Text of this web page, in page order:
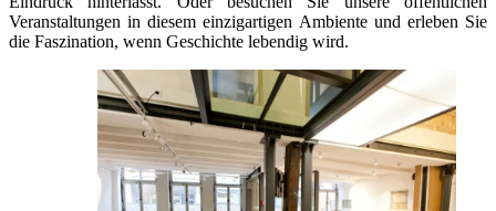
Veranstaltungen in diesem einzigartigen Ambiente und erleben Sie
die Faszination, wenn Geschichte lebendig wird.